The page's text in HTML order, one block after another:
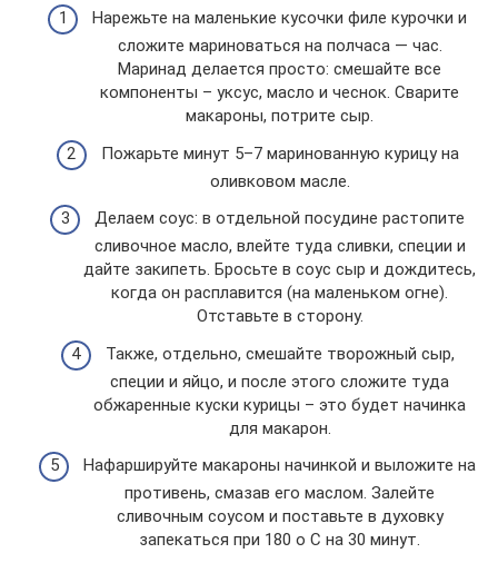
Нарежьте на маленькие кусочки филе курочки и
сложите мариноваться на полчаса — час.
Маринад делается просто: смешайте все
компоненты – уксус, масло и чеснок. Сварите
макароны, потрите сыр.
Пожарьте минут 5–7 маринованную курицу на
оливковом масле.
Делаем соус: в отдельной посудине растопите
сливочное масло, влейте туда сливки, специи и
дайте закипеть. Бросьте в соус сыр и дождитесь,
когда он расплавится (на маленьком огне).
Отставьте в сторону.
Также, отдельно, смешайте творожный сыр,
специи и яйцо, и после этого сложите туда
обжаренные куски курицы – это будет начинка
для макарон.
Нафаршируйте макароны начинкой и выложите на
противень, смазав его маслом. Залейте
сливочным соусом и поставьте в духовку
запекаться при 180 о С на 30 минут.